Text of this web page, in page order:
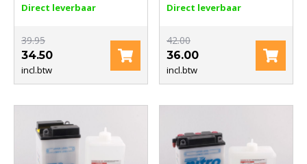
Direct leverbaar
39.95
34.50
incl.btw
Direct leverbaar
42.00
36.00
incl.btw